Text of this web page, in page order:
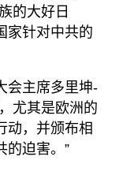
的大好日
家针对中共的
会主席多里坤-
尤其是欧洲的
动，并颁布相
的迫害。”